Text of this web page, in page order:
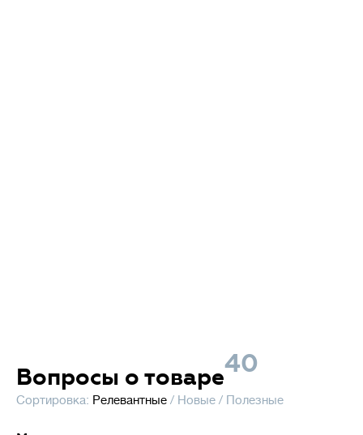
Вопросы о товаре40
Сортировка: Релевантные / Новые / Полезные